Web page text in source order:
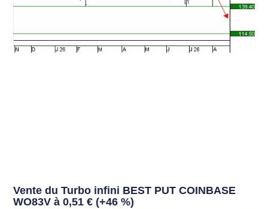
Vente du Turbo infini BEST PUT COINBASE
WO83V à 0,51 € (+46 %)